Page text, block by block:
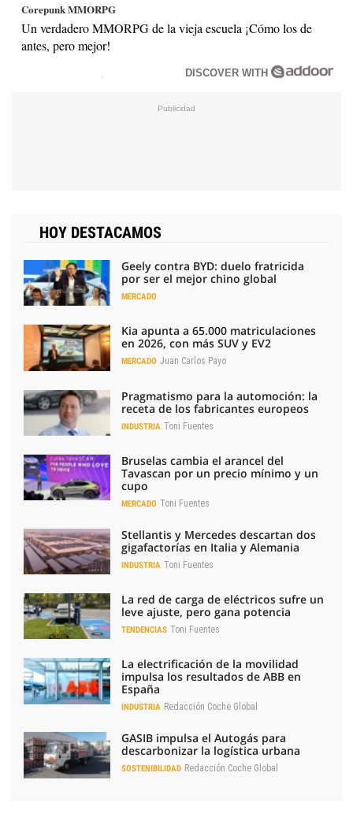
Corepunk MMORPG
Un verdadero MMORPG de la vieja escuela ¡Cómo los de
antes, pero mejor!
DISCOVER WITH
HOY DESTACAMOS
Geely contra BYD: duelo fratricida
por ser el mejor chino global
MERCADO
Kia apunta a 65.000 matriculaciones
en 2026, con más SUV y EV2
MERCADO Juan Carlos Payo
Pragmatismo para la automoción: la
receta de los fabricantes europeos
INDUSTRIA Toni Fuentes
Bruselas cambia el arancel del
Tavascan por un precio mínimo y un
cupo
MERCADO Toni Fuentes
Stellantis y Mercedes descartan dos
gigafactorías en Italia y Alemania
INDUSTRIA Toni Fuentes
La red de carga de eléctricos sufre un
leve ajuste, pero gana potencia
TENDENCIAS Toni Fuentes
La electrificación de la movilidad
impulsa los resultados de ABB en
España
INDUSTRIA Redacción Coche Global
GASIB impulsa el Autogás para
descarbonizar la logística urbana
SOSTENIBILIDAD Redacción Coche Global